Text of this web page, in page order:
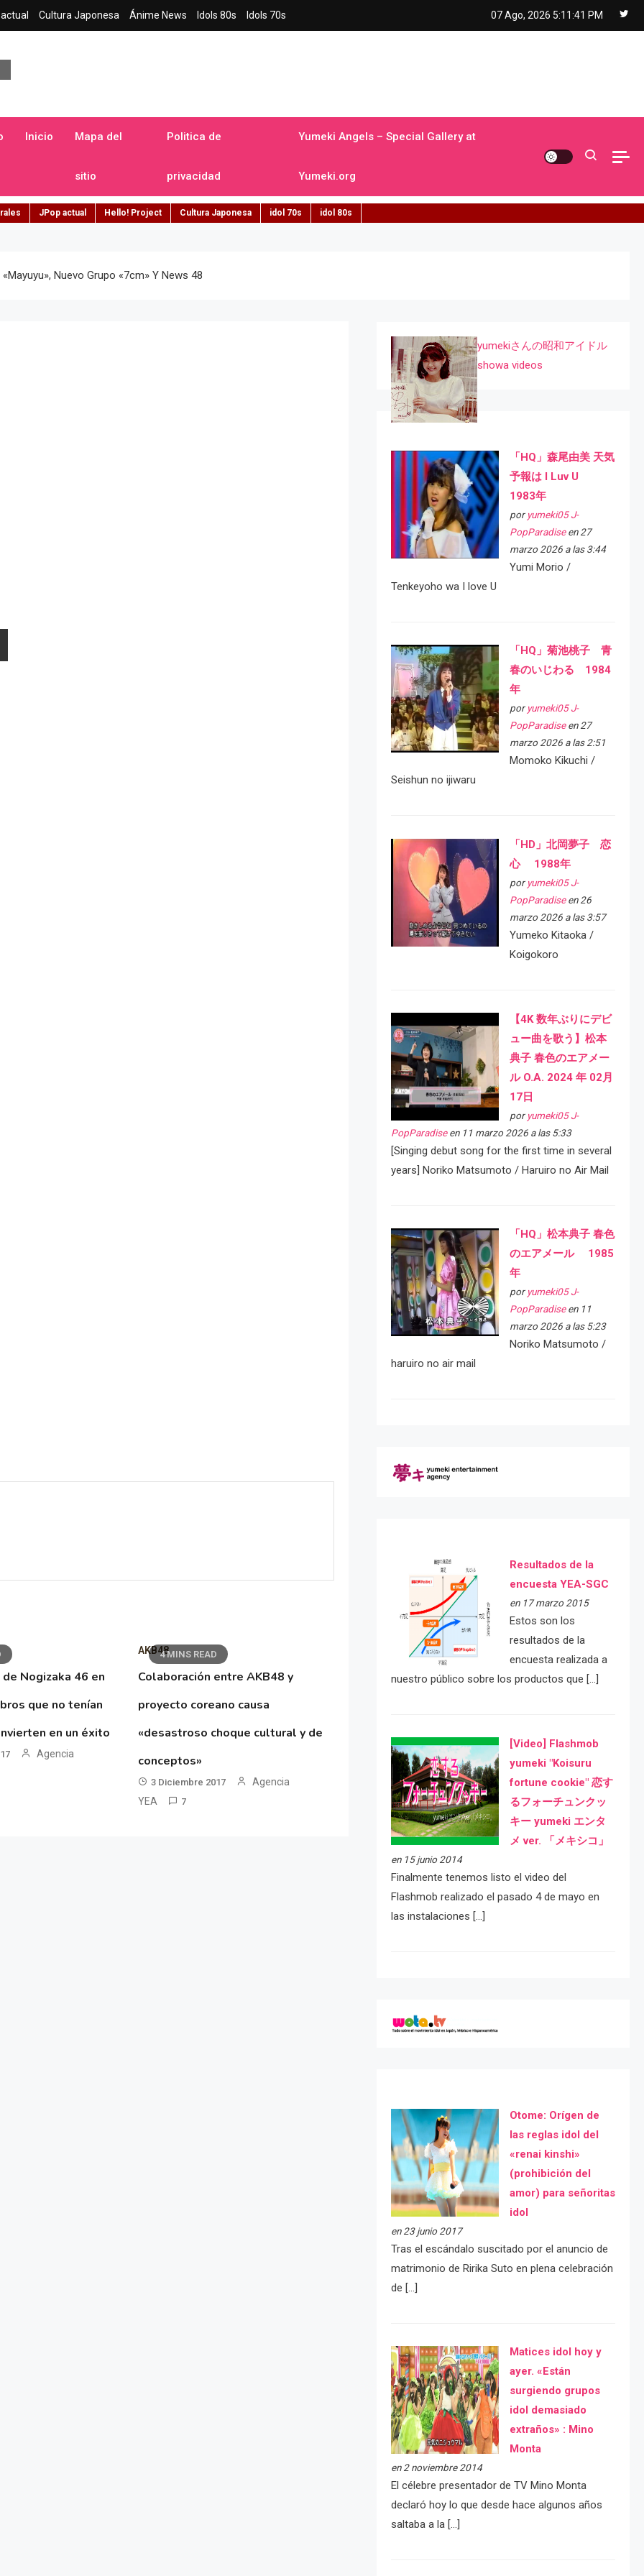
Cultura Japonesa Ánime News Idols 80s Idols 70s 07 Ago, 2026 5:11:42 PM
Inicio Mapa del
sitio
Politica de
privacidad
Yumeki Angels – Special Gallery at
Yumeki.org
JPop actual Hello! Project Cultura Japonesa idol 70s idol 80s
Nuevo Grupo «7cm» Y News 48
Nogizaka 46 en
que no tenían
en un éxito
Agencia
4 MINS READ
AKB48
Colaboración entre AKB48 y
proyecto coreano causa
«desastroso choque cultural y de
conceptos»
3 Diciembre 2017
Agencia
YEA
7
yumekiさんの昭和アイドル
showa videos
「HQ」森尾由美 天気
予報は I Luv U
1983年
por yumeki05 J-
PopParadiseen 27
marzo 2026 a las 3:44
Yumi Morio /
Tenkeyoho wa I love U
「HQ」菊池桃子 青
春のいじわる 1984
年
por yumeki05 J-
PopParadiseen 27
marzo 2026 a las 2:51
Momoko Kikuchi /
Seishun no ijiwaru
「HD」北岡夢子 恋
心 1988年
por yumeki05 J-
PopParadiseen 26
marzo 2026 a las 3:57
Yumeko Kitaoka /
Koigokoro
【4K 数年ぶりにデビ
ュー曲を歌う】松本
典子 春色のエアメー
ル O.A. 2024 年 02月
17日
por yumeki05 J-
PopParadiseen 11 marzo 2026 a las 5:33
[Singing debut song for the first time in several
years] Noriko Matsumoto / Haruiro no Air Mail
「HQ」松本典子 春色
のエアメール 1985
年
por yumeki05 J-
PopParadiseen 11
marzo 2026 a las 5:23
Noriko Matsumoto /
haruiro no air mail
Resultados de la
encuesta YEA-SGC
en 17 marzo 2015
Estos son los
resultados de la
encuesta realizada a
nuestro público sobre los productos que […]
[Video] Flashmob
yumeki "Koisuru
fortune cookie" 恋す
るフォーチュンクッ
キー yumeki エンタ
メ ver. 「メキシコ」
en 15 junio 2014
Finalmente tenemos listo el video del
Flashmob realizado el pasado 4 de mayo en
las instalaciones […]
Otome: Orígen de
las reglas idol del
«renai kinshi»
(prohibición del
amor) para señoritas
idol
en 23 junio 2017
Tras el escándalo suscitado por el anuncio de
matrimonio de Ririka Suto en plena celebración
de […]
Matices idol hoy y
ayer. «Están
surgiendo grupos
idol demasiado
extraños» : Mino
Monta
en 2 noviembre 2014
El célebre presentador de TV Mino Monta
declaró hoy lo que desde hace algunos años
saltaba a la […]